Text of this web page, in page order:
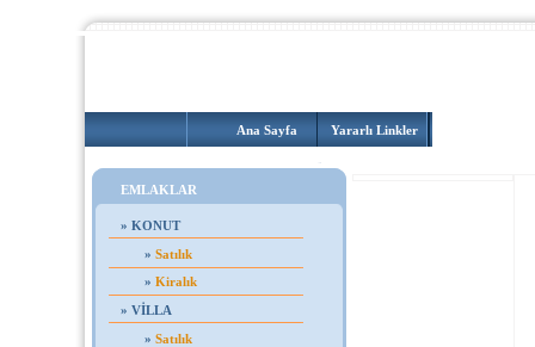
Ana Sayfa Yararlı Linkler
EMLAKLAR
» KONUT
» Satılık
» Kiralık
» VİLLA
» Satılık